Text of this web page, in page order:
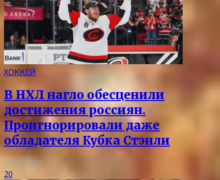
ХОККЕЙ
В НХЛ нагло обесценили
достижения россиян.
Проигнорировали даже
обладателя Кубка Стэнли
10.08.2026
20